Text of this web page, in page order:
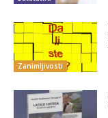
Zanimljivosti